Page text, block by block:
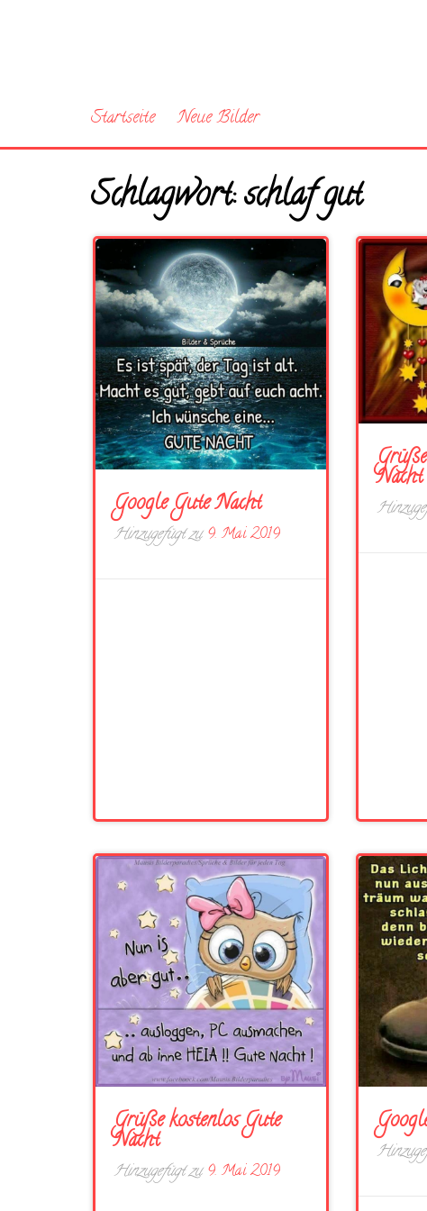
Startseite Neue Bilder
Schlagwort:schlaf gut
Google Gute Nacht
Hinzugefügt zu9. Mai 2019
Nacht
Grüße kostenlos Gute
Nacht
Hinzugefügt zu9. Mai 2019